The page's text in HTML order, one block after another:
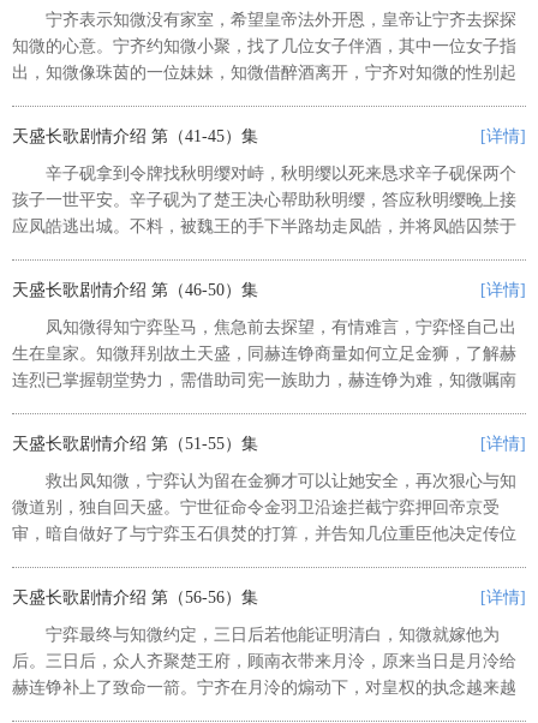
宁齐表示知微没有家室，希望皇帝法外开恩，皇帝让宁齐去探探
知微的心意。宁齐约知微小聚，找了几位女子伴酒，其中一位女子指
出，知微像珠茵的一位妹妹，知微借醉酒离开，宁齐对知微的性别起
知微假意与韶宁成亲，将常忠义...
天盛长歌剧情介绍 第（41-45）集 [详情]
辛子砚拿到令牌找秋明缨对峙，秋明缨以死来恳求辛子砚保两个
孩子一世平安。辛子砚为了楚王决心帮助秋明缨，答应秋明缨晚上接
应凤皓逃出城。不料，被魏王的手下半路劫走凤皓，并将凤皓囚禁于
临终托孤。凤知微了解到燕王大...
天盛长歌剧情介绍 第（46-50）集 [详情]
凤知微得知宁弈坠马，焦急前去探望，有情难言，宁弈怪自己出
生在皇家。知微拜别故土天盛，同赫连铮商量如何立足金狮，了解赫
连烈已掌握朝堂势力，需借助司宪一族助力，赫连铮为难，知微嘱南
皇上注意各皇子的行踪，皇帝嘱...
天盛长歌剧情介绍 第（51-55）集 [详情]
救出凤知微，宁弈认为留在金狮才可以让她安全，再次狠心与知
微道别，独自回天盛。宁世征命令金羽卫沿途拦截宁弈押回帝京受
审，暗自做好了与宁弈玉石俱焚的打算，并告知几位重臣他决定传位
位的想法，决定联合各方力量，群...
天盛长歌剧情介绍 第（56-56）集 [详情]
宁弈最终与知微约定，三日后若他能证明清白，知微就嫁他为
后。三日后，众人齐聚楚王府，顾南衣带来月泠，原来当日是月泠给
赫连铮补上了致命一箭。宁齐在月泠的煽动下，对皇权的执念越来越